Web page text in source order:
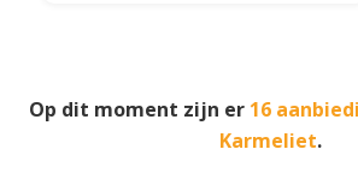
Op dit moment zijn er 16
Karmeliet.